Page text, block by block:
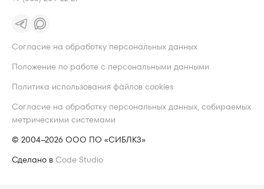
Согласие на обработку персональных данных
Положение по работе с персональными данными
Политика использования файлов cookies
Согласие на обработку персональных данных, собираемых
метрическими системами
© 2004–2026 ООО ПО «СИБЛКЗ»
Сделано в Code Studio